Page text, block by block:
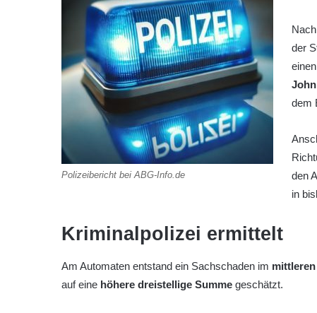
Polizeibericht bei ABG-Info.de
der
dem
den
in
Kriminalpolizei ermittelt
Am Automaten entstand ein Sachschaden im
auf eine höhere dreistellige Summe geschätzt.